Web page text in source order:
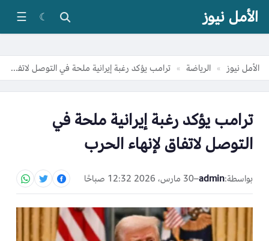
الأمل نيوز ☾
☰
الأمل نيوز » الرياضة » ترامب يؤكد رغبة إيرانية ملحة في التوصل لاتفاق لإنهاء الحرب
ترامب يؤكد رغبة إيرانية ملحة في
التوصل لاتفاق لإنهاء الحرب
بواسطة:admin
–30 مارس، 2026 12:32 صباحًا